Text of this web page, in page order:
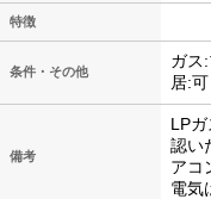
特徴
条件・その他
ガス
居:
備考
LP
認い
アコ
電気